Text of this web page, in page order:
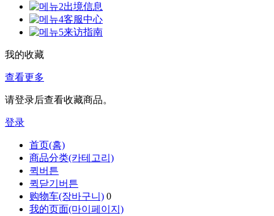
出境信息
客服中心
来访指南
我的收藏
查看更多
请登录后查看收藏商品。
登录
首页(홈)
商品分类(카테고리)
퀵버튼
퀵닫기버튼
购物车(장바구니) 0
我的页面(마이페이지)